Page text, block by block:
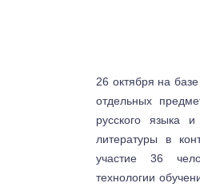
26 октября на
отдельных
русского языка
литературы в
участие 36
технологии